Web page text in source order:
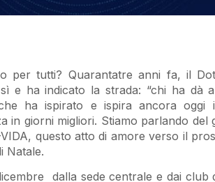
per tutti? Quarantatre anni fa, il
e ha indicato la strada: “chi ha dà
ha ispirato e ispira ancora oggi
in giorni migliori. Stiamo parlando del
questo atto di amore verso il
Natale.
dalla sede centrale e dai club